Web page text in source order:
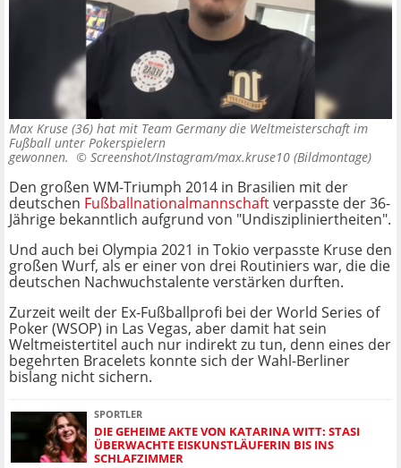
Max Kruse (36) hat mit Team Germany die Weltmeisterschaft im
Fußball unter Pokerspielern
gewonnen. © Screenshot/Instagram/max.kruse10 (Bildmontage)
Den großen WM-Triumph 2014 in Brasilien mit der
deutschen Fußballnationalmannschaftverpasste der 36-
Jährige bekanntlich aufgrund von "Undiszipliniertheiten".
Und auch bei Olympia 2021 in Tokio verpasste Kruse den
großen Wurf, als er einer von drei Routiniers war, die die
deutschen Nachwuchstalente verstärken durften.
Zurzeit weilt der Ex-Fußballprofi bei der World Series of
Poker (WSOP) in Las Vegas, aber damit hat sein
Weltmeistertitel auch nur indirekt zu tun, denn eines der
begehrten Bracelets konnte sich der Wahl-Berliner
bislang nicht sichern.
SPORTLER
DIE GEHEIME AKTE VON KATARINA WITT: STASI
ÜBERWACHTE EISKUNSTLÄUFERIN BIS INS
SCHLAFZIMMER